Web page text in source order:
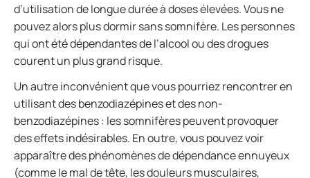
d’utilisation de longue durée à doses élevées. Vous ne
pouvez alors plus dormir sans somnifère. Les personnes
qui ont été dépendantes de l’alcool ou des drogues
courent un plus grand risque.
Un autre inconvénient que vous pourriez rencontrer en
utilisant des benzodiazépines et des non-
benzodiazépines : les somnifères peuvent provoquer
des effets indésirables. En outre, vous pouvez voir
apparaître des phénomènes de dépendance ennuyeux
(comme le mal de tête, les douleurs musculaires,